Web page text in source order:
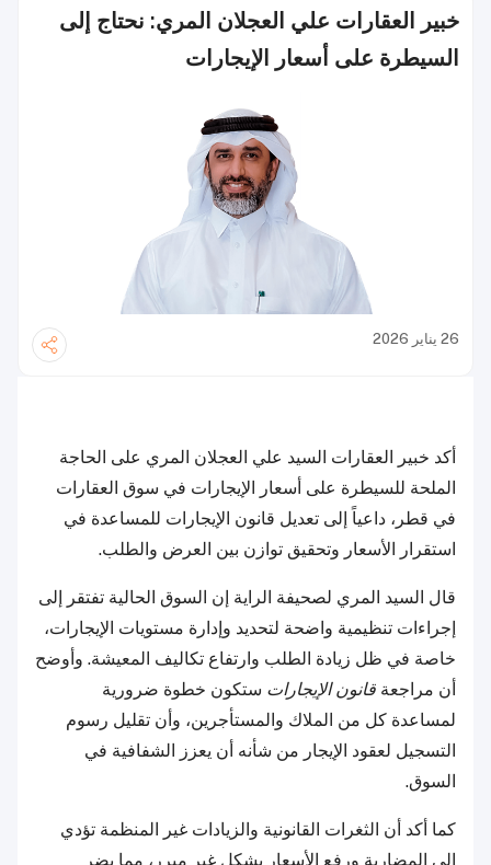
خبير العقارات علي العجلان المري: نحتاج إلى
السيطرة على أسعار الإيجارات
26 يناير 2026
أكد خبير العقارات السيد علي العجلان المري على الحاجة
الملحة للسيطرة على أسعار الإيجارات في سوق العقارات
في قطر، داعياً إلى تعديل قانون الإيجارات للمساعدة في
استقرار الأسعار وتحقيق توازن بين العرض والطلب.
قال السيد المري لصحيفة الراية إن السوق الحالية تفتقر إلى
إجراءات تنظيمية واضحة لتحديد وإدارة مستويات الإيجارات،
خاصة في ظل زيادة الطلب وارتفاع تكاليف المعيشة. وأوضح
أن مراجعة قانون الإيجارات ستكون خطوة ضرورية
لمساعدة كل من الملاك والمستأجرين، وأن تقليل رسوم
التسجيل لعقود الإيجار من شأنه أن يعزز الشفافية في
السوق.
كما أكد أن الثغرات القانونية والزيادات غير المنظمة تؤدي
إلى المضاربة ورفع الأسعار بشكل غير مبرر، مما يضر